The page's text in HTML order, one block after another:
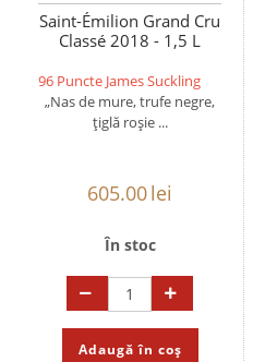
Saint-Émilion Grand Cru
Classé 2018 - 1,5 L
96 Puncte James Suckling
„Nas de mure, trufe negre,
țiglă roșie ...
605.00lei
În stoc
Adaugă în coș